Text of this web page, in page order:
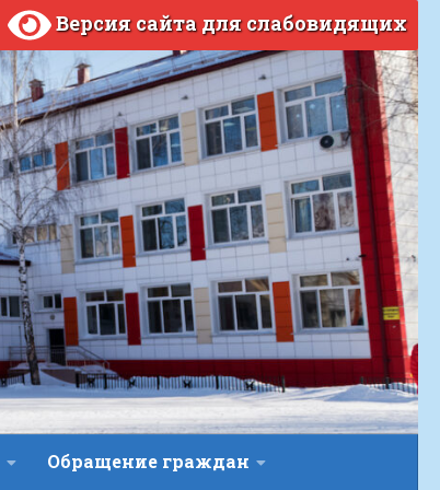
Версия сайта для слабовидящих
Обращение граждан